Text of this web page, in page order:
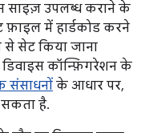
उपलब्ध कराने के
में हार्डकोड करने
सेट किया जाना
कॉन्फ़िगरेशन के
संसाधनों के आधार पर,
है.